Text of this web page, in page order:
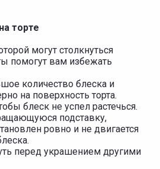
торте
могут столкнуться
помогут вам избежать
количество блеска и
на поверхность торта.
блеск не успел растечься.
подставку,
ровно и не двигается
перед украшением другими